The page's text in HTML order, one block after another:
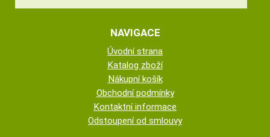
NAVIGACE
Úvodní strana
Katalog zboží
Nákupní košík
Obchodní podmínky
Kontaktní informace
Odstoupení od smlouvy